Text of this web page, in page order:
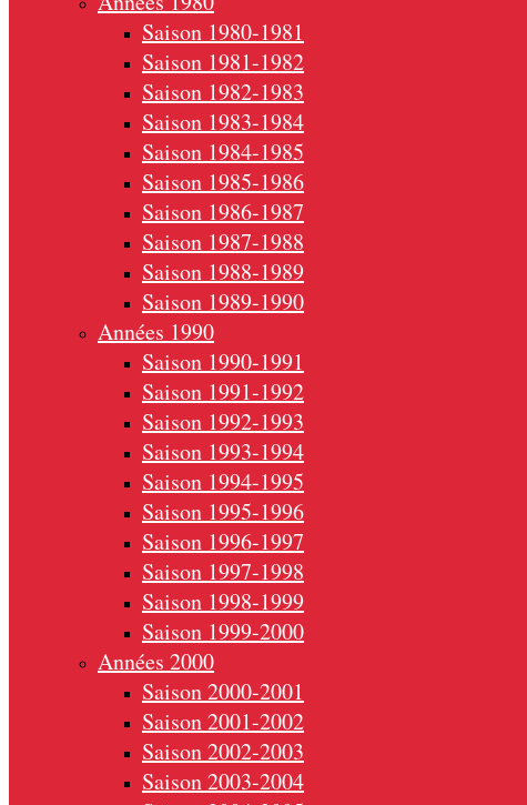
Saison 1980-1981
Saison 1981-1982
Saison 1982-1983
Saison 1983-1984
Saison 1984-1985
Saison 1985-1986
Saison 1986-1987
Saison 1987-1988
Saison 1988-1989
Saison 1989-1990
Années 1990
Saison 1990-1991
Saison 1991-1992
Saison 1992-1993
Saison 1993-1994
Saison 1994-1995
Saison 1995-1996
Saison 1996-1997
Saison 1997-1998
Saison 1998-1999
Saison 1999-2000
Années 2000
Saison 2000-2001
Saison 2001-2002
Saison 2002-2003
Saison 2003-2004